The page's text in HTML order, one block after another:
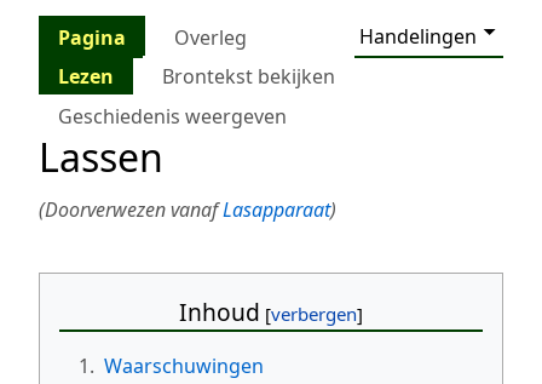
Pagina Overleg
Handelingen
Lezen
Brontekst bekijken
Geschiedenis weergeven
Lassen
(Doorverwezen vanafLasapparaat)
Inhoud
1. Waarschuwingen